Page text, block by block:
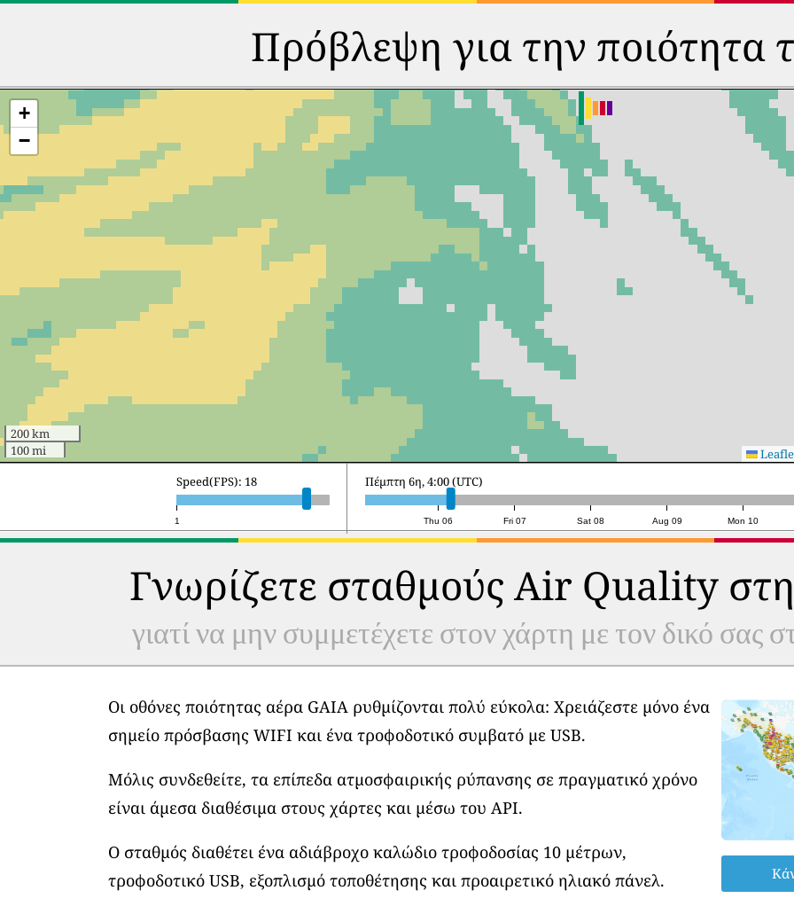
Πρόβλεψη για την ποιότητα
+
−
200 km
100 mi
1
Speed(FPS): 18
Thu 06 Fri 07 Sat 08 Aug 09 Mon 10
Παρασκευή 7η, 1:00 (UTC)
Γνωρίζετε σταθμούς Air Quality
γιατί να μην συμμετέχετε στον χάρτη με τον δικό σας
Οι οθόνες ποιότητας αέρα GAIA ρυθμίζονται πολύ εύκολα: Χρειάζεστε μόνο ένα
σημείο πρόσβασης WIFI και ένα τροφοδοτικό συμβατό με USB.
Μόλις συνδεθείτε, τα επίπεδα ατμοσφαιρικής ρύπανσης σε πραγματικό χρόνο
είναι άμεσα διαθέσιμα στους χάρτες και μέσω του API.
Ο σταθμός διαθέτει ένα αδιάβροχο καλώδιο τροφοδοσίας 10 μέτρων,
τροφοδοτικό USB, εξοπλισμό τοποθέτησης και προαιρετικό ηλιακό πάνελ.